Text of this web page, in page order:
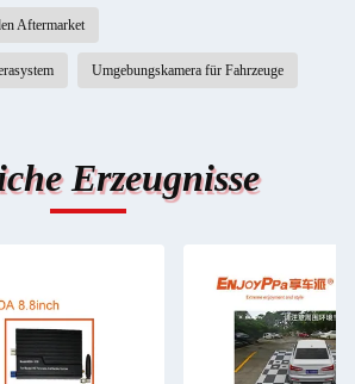
Aftermarket
Umgebungskamera für Fahrzeuge
Erzeugnisse